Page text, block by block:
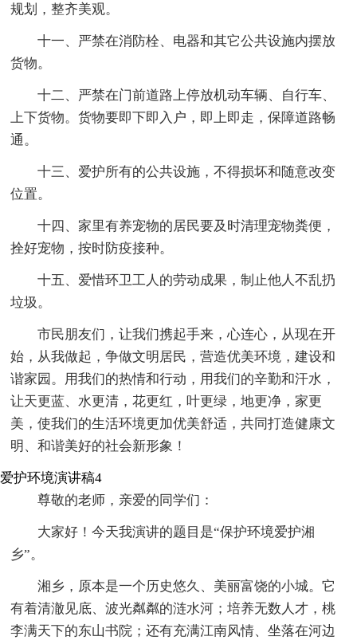
规划，整齐美观。
十一、严禁在消防栓、电器和其它公共设施内摆放
货物。
十二、严禁在门前道路上停放机动车辆、自行车、
上下货物。货物要即下即入户，即上即走，保障道路畅
通。
十三、爱护所有的公共设施，不得损坏和随意改变
位置。
十四、家里有养宠物的居民要及时清理宠物粪便，
拴好宠物，按时防疫接种。
十五、爱惜环卫工人的劳动成果，制止他人不乱扔
垃圾。
市民朋友们，让我们携起手来，心连心，从现在开
始，从我做起，争做文明居民，营造优美环境，建设和
谐家园。用我们的热情和行动，用我们的辛勤和汗水，
让天更蓝、水更清，花更红，叶更绿，地更净，家更
美，使我们的生活环境更加优美舒适，共同打造健康文
明、和谐美好的社会新形象！
爱护环境演讲稿4
尊敬的老师，亲爱的同学们：
大家好！今天我演讲的题目是“保护环境爱护湘
乡”。
湘乡，原本是一个历史悠久、美丽富饶的小城。它
有着清澈见底、波光粼粼的涟水河；培养无数人才，桃
李满天下的东山书院；还有充满江南风情、坐落在河边